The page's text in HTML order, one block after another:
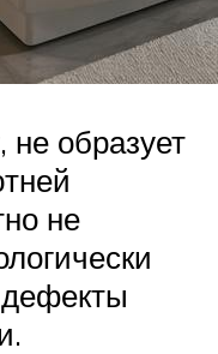
не образует
не